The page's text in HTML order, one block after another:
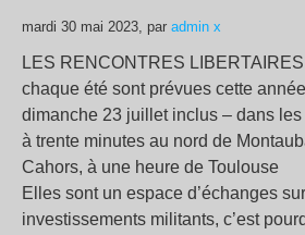
mardi 30 mai 2023, par admin x
LES RENCONTRES
chaque été sont prévues cette
dimanche 23 juillet inclus – dans les
à trente minutes au nord de
Cahors, à une heure de Toulouse
Elles sont un espace d’échanges
investissements militants, c’est